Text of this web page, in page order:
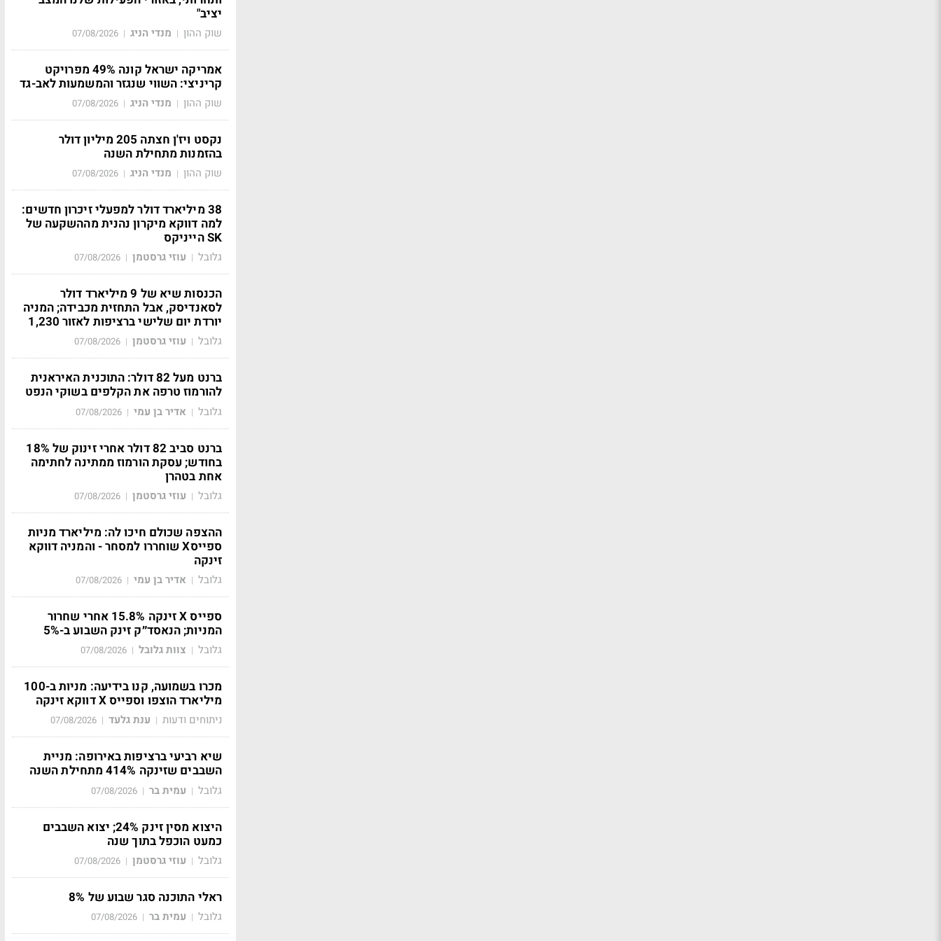
יציב"
שוק ההון | מנדי הניג |
07/08/2026
אמריקה ישראל קונה 49% מפרויקט
קריניצי: השווי שנגזר והמשמעות לאב-גד
שוק ההון | מנדי הניג |
07/08/2026
נקסט ויז'ן חצתה 205 מיליון דולר
בהזמנות מתחילת השנה
שוק ההון | מנדי הניג |
07/08/2026
38 מיליארד דולר למפעלי זיכרון חדשים:
למה דווקא מיקרון נהנית מההשקעה של
SK הייניקס
גלובל | עוזי גרסטמן |
07/08/2026
הכנסות שיא של 9 מיליארד דולר
לסאנדיסק, אבל התחזית מכבידה; המניה
יורדת יום שלישי ברציפות לאזור 1,230
גלובל | עוזי גרסטמן |
07/08/2026
ברנט מעל 82 דולר: התוכנית האיראנית
להורמוז טרפה את הקלפים בשוקי הנפט
גלובל | אדיר בן עמי |
07/08/2026
ברנט סביב 82 דולר אחרי זינוק של 18%
בחודש; עסקת הורמוז ממתינה לחתימה
אחת בטהרן
גלובל | עוזי גרסטמן |
07/08/2026
ההצפה שכולם חיכו לה: מיליארד מניות
ספייסX שוחררו למסחר - והמניה דווקא
זינקה
גלובל | אדיר בן עמי |
07/08/2026
ספייס X זינקה 15.8% אחרי שחרור
המניות; הנאסד״ק זינק השבוע ב-5%
גלובל | צוות גלובל |
07/08/2026
מכרו בשמועה, קנו בידיעה: מניות ב-100
מיליארד הוצפו וספייס X דווקא זינקה
ניתוחים ודעות | ענת גלעד |
07/08/2026
שיא רביעי ברציפות באירופה: מניית
השבבים שזינקה 414% מתחילת השנה
גלובל | עמית בר |
07/08/2026
היצוא מסין זינק 24%; יצוא השבבים
כמעט הוכפל בתוך שנה
גלובל | עוזי גרסטמן |
07/08/2026
ראלי התוכנה סגר שבוע של 8%
גלובל | עמית בר |
07/08/2026